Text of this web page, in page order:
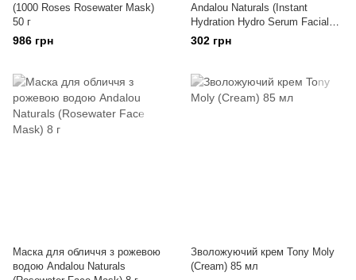
(1000 Roses Rosewater Mask)
50 г
986 грн
Andalou Naturals (Instant
Hydration Hydro Serum Facial
Mask) 18 мл
302 грн
Маска для обличчя з рожевою
водою Andalou Naturals
Зволожуючий крем Tony Moly
(Cream) 85 мл